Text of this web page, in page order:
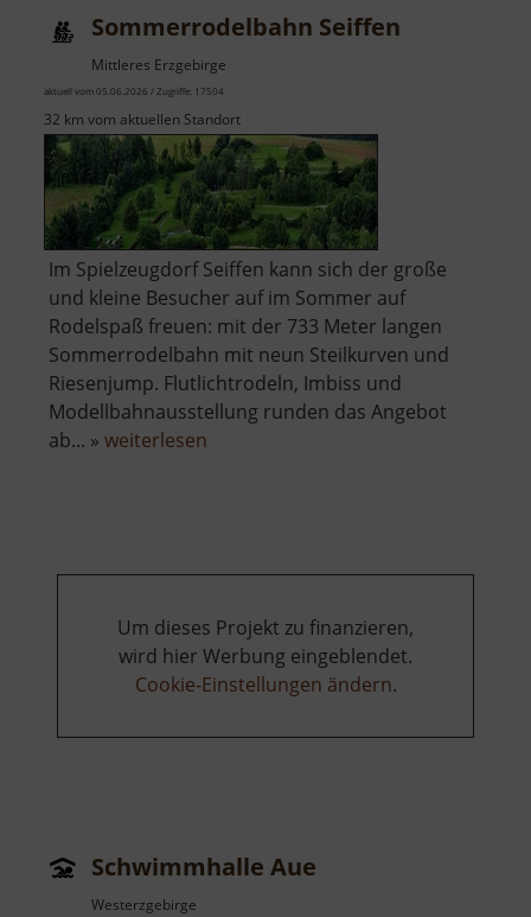
Sommerrodelbahn Seiffen
Mittleres Erzgebirge
aktuell vom 05.06.2026 / Zugriffe: 17504
32 km vom aktuellen Standort
Im Spielzeugdorf Seiffen kann sich der große
und kleine Besucher auf im Sommer auf
Rodelspaß freuen: mit der 733 Meter langen
Sommerrodelbahn mit neun Steilkurven und
Riesenjump. Flutlichtrodeln, Imbiss und
Modellbahnausstellung runden das Angebot
ab... » weiterlesen
Um dieses Projekt zu finanzieren,
wird hier Werbung eingeblendet.
Cookie-Einstellungen ändern.
Schwimmhalle Aue
Westerzgebirge